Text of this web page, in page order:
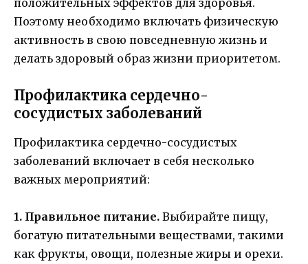
положительных эффектов для здоровья.
Поэтому необходимо включать физическую
активность в свою повседневную жизнь и
делать здоровый образ жизни приоритетом.
Профилактика сердечно-
сосудистых заболеваний
Профилактика сердечно-сосудистых
заболеваний включает в себя несколько
важных мероприятий:
1. Правильное питание. Выбирайте пищу,
богатую питательными веществами, такими
как фрукты, овощи, полезные жиры и орехи.